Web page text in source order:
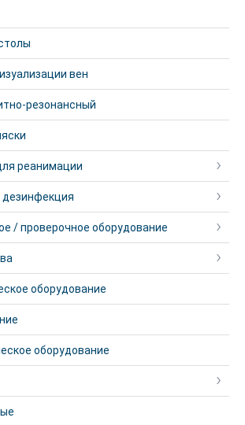
вен
резонансный
реанимации
дезинфекция
/ проверочное оборудование
оборудование
оборудование